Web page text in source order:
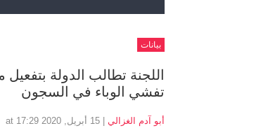
بيانات
اللجنة تطالب الدولة
تفشي الوباء في السجون
أبو آدم الغزالي